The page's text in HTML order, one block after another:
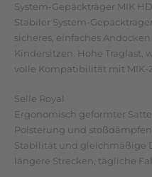
System-Gepäckträger MIK HD
Stabiler System-
sicheres, einfaches
Kindersitzen. Hohe Traglast,
volle Kompatibilität mit MIK-
Selle Royal
Ergonomisch geformter
Polsterung und
Stabilität und gleichmäßige
längere Strecken, tägliche